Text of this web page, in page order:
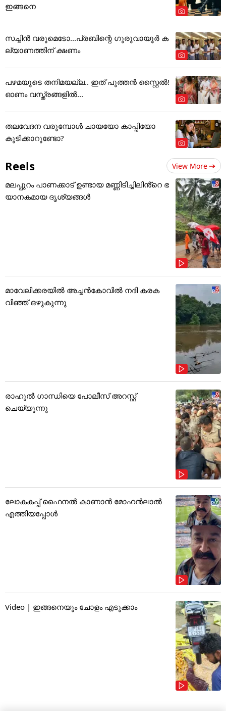
ഇങ്ങനെ
സച്ചിന്‍ വരുമെടോ...പ്രബിന്റെ ഗുരുവായൂര്‍ ക
ല്യാണത്തിന് ക്ഷണം
പഴമയുടെ തനിമയല്ല.. ഇത് പുത്തൻ സ്റ്റൈൽ!
ഓണം വസ്ത്രങ്ങളിൽ...
തലവേദന വരുമ്പോൾ ചായയോ കാപ്പിയോ
കുടിക്കാറുണ്ടോ?
Reels View More
മലപ്പുറം പാണക്കാട് ഉണ്ടായ മണ്ണിടിച്ചിലിൻ്റെ ഭ
യാനകമായ ദൃശ്യങ്ങൾ
മാവേലിക്കരയിൽ അച്ചൻകോവിൽ നദി കരക
വിഞ്ഞ് ഒഴുകുന്നു
രാഹുൽ ഗാന്ധിയെ പോലീസ് അറസ്റ്റ്
ചെയ്യുന്നു
ലോകകപ്പ് ഫൈനൽ കാണാൻ മോഹൻലാൽ
എത്തിയപ്പോൾ
Video | ഇങ്ങനെയും ചോളം എടുക്കാം